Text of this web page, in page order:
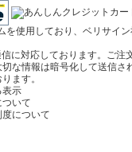
を使用しており、ベリサイ
に対応しております。ご注
切な情報は暗号化して送信さ
ます。
表示
いて
について